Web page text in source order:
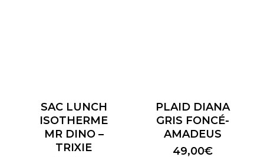
SAC LUNCH
ISOTHERME
MR DINO –
TRIXIE
PLAID DIANA
GRIS FONCÉ-
AMADEUS
49,00€